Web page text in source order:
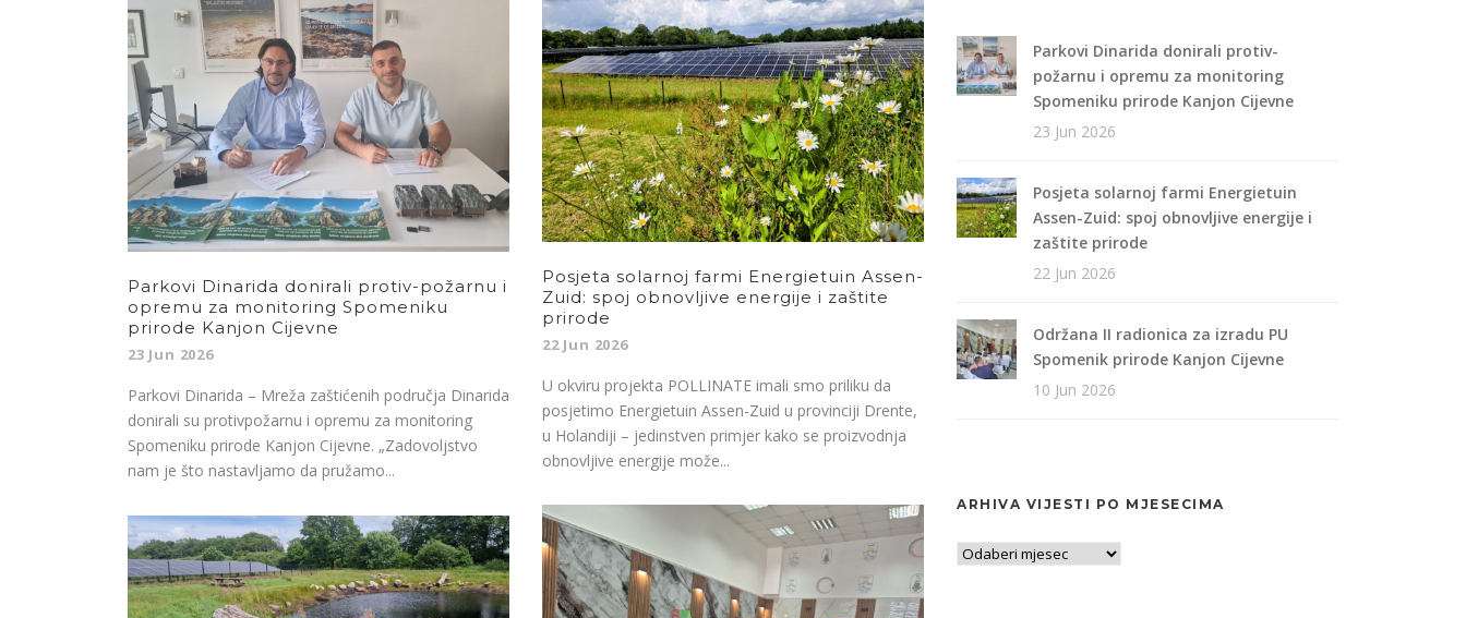
Parkovi Dinarida donirali protiv-požarnu i
opremu za monitoring Spomeniku
prirode Kanjon Cijevne
23 Jun 2026
Parkovi Dinarida – Mreža zaštićenih područja Dinarida
donirali su protivpožarnu i opremu za monitoring
Spomeniku prirode Kanjon Cijevne. „Zadovoljstvo
nam je što nastavljamo da pružamo...
Posjeta solarnoj farmi Energietuin Assen-
Zuid: spoj obnovljive energije i zaštite
prirode
22 Jun 2026
U okviru projekta POLLINATE imali smo priliku da
posjetimo Energietuin Assen-Zuid u provinciji Drente,
u Holandiji – jedinstven primjer kako se proizvodnja
obnovljive energije može...
Parkovi Dinarida donirali protiv-
požarnu i opremu za monitoring
Spomeniku prirode Kanjon Cijevne
23 Jun 2026
Posjeta solarnoj farmi Energietuin
Assen-Zuid: spoj obnovljive energije i
zaštite prirode
22 Jun 2026
Održana II radionica za izradu PU
Spomenik prirode Kanjon Cijevne
10 Jun 2026
ARHIVA VIJESTI PO MJESECIMA